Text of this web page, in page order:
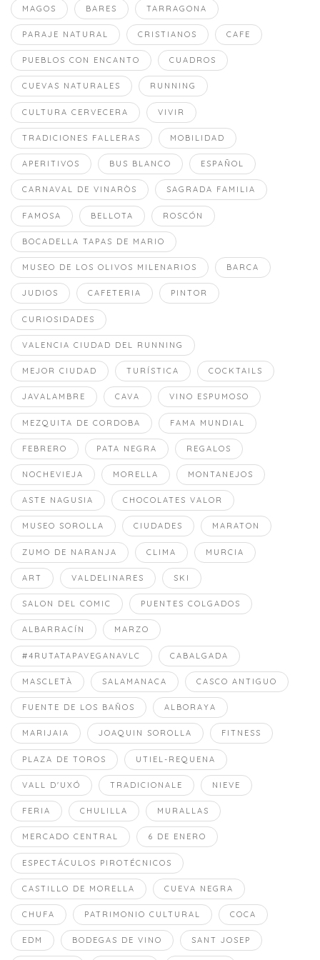
MAGOS BARES TARRAGONA
PARAJE NATURAL CRISTIANOS CAFE
PUEBLOS CON ENCANTO CUADROS
CUEVAS NATURALES RUNNING
CULTURA CERVECERA VIVIR
TRADICIONES FALLERAS MOBILIDAD
APERITIVOS BUS BLANCO ESPAÑOL
CARNAVAL DE VINARÒS SAGRADA FAMILIA
FAMOSA BELLOTA ROSCÓN
BOCADELLA TAPAS DE MARIO
MUSEO DE LOS OLIVOS MILENARIOS BARCA
JUDIOS CAFETERIA PINTOR
CURIOSIDADES
VALENCIA CIUDAD DEL RUNNING
MEJOR CIUDAD TURÍSTICA COCKTAILS
JAVALAMBRE CAVA VINO ESPUMOSO
MEZQUITA DE CORDOBA FAMA MUNDIAL
FEBRERO PATA NEGRA REGALOS
NOCHEVIEJA MORELLA MONTANEJOS
ASTE NAGUSIA CHOCOLATES VALOR
MUSEO SOROLLA CIUDADES MARATON
ZUMO DE NARANJA CLIMA MURCIA
ART VALDELINARES SKI
SALON DEL COMIC PUENTES COLGADOS
ALBARRACÍN MARZO
#4RUTATAPAVEGANAVLC CABALGADA
MASCLETÀ SALAMANACA CASCO ANTIGUO
FUENTE DE LOS BAÑOS ALBORAYA
MARIJAIA JOAQUIN SOROLLA FITNESS
PLAZA DE TOROS UTIEL-REQUENA
VALL D'UXÓ TRADICIONALE NIEVE
FERIA CHULILLA MURALLAS
MERCADO CENTRAL 6 DE ENERO
ESPECTÁCULOS PIROTÉCNICOS
CASTILLO DE MORELLA CUEVA NEGRA
CHUFA PATRIMONIO CULTURAL COCA
EDM BODEGAS DE VINO SANT JOSEP